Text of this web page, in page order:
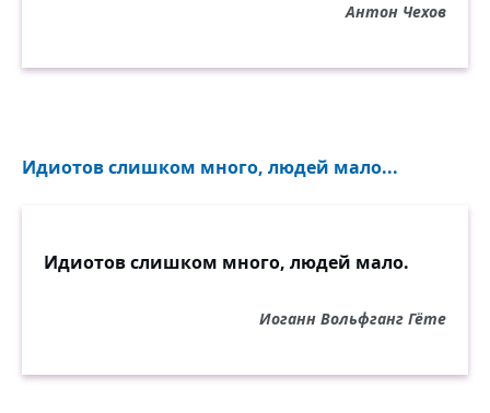
Антон Чехов
Идиотов слишком много, людей мало...
Идиотов слишком много, людей мало.
Иоганн Вольфганг Гёте